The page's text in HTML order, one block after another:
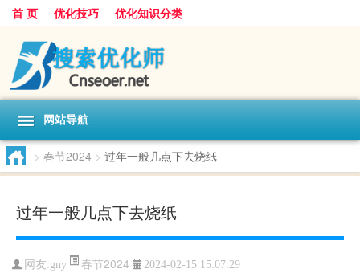
首 页 优化技巧 优化知识分类
网站导航
> 春节2024 > 过年一般几点下去烧纸
过年一般几点下去烧纸
网友:gny 春节2024 2024-02-15 15:07:29